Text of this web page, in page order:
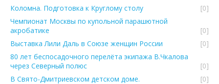
Коломна. Подготовка к Круглому столу
[0]
Чемпионат Москвы по купольной парашютной
акробатике
[0]
Выставка Лили Даль в Союзе женщин России
[0]
80 лет беспосадочного перелёта экипажа В.Чкалова
через Северный полюс
[0]
В Свято-Дмитриевском детском доме.
[0]